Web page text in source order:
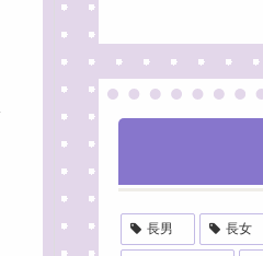
長男 長女